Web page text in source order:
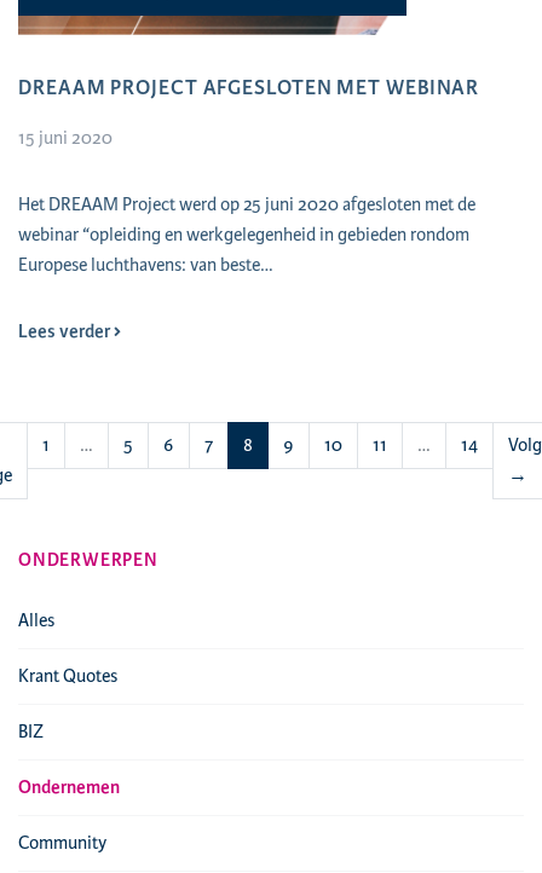
DREAAM PROJECT AFGESLOTEN MET WEBINAR
15 juni 2020
Het DREAAM Project werd op 25 juni 2020 afgesloten met de
webinar “opleiding en werkgelegenheid in gebieden rondom
Europese luchthavens: van beste…
Lees verder
1 … 5 6 7 8 (huidige)
9 10 11 … 14
→
ONDERWERPEN
Alles
Krant Quotes
BIZ
Ondernemen
Community